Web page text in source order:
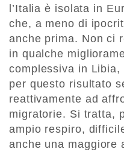
l’Italia è isolata in
che, a meno di
anche prima. Non ci
in qualche
complessiva in
per questo risultato
reattivamente ad
migratorie. Si tratta,
ampio respiro,
anche una maggiore